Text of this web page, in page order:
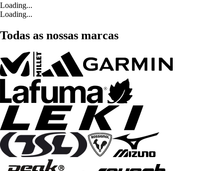
Loading...
Loading...
Todas as nossas marcas